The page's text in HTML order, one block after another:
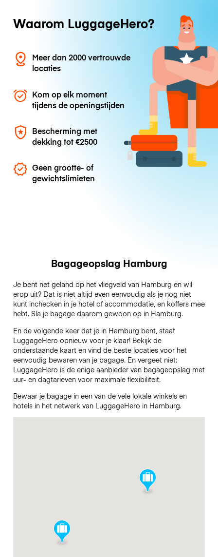
Waarom LuggageHero?
Meer dan 2000 vertrouwde
locaties
Kom op elk moment
tijdens de openingstijden
Bescherming met
dekking tot€2500
Geen grootte- of
gewichtslimieten
Bagageopslag Hamburg
Je bent net geland op het vliegveld van Hamburg en wil
erop uit? Dat is niet altijd even eenvoudig als je nog niet
kunt inchecken in je hotel of accommodatie, en koffers mee
hebt. Sla je bagage daarom gewoon op in Hamburg.
En de volgende keer dat je in Hamburg bent, staat
LuggageHero opnieuw voor je klaar! Bekijk de
onderstaande kaart en vind de beste locaties voor het
eenvoudig bewaren van je bagage. En vergeet niet:
LuggageHero is de enige aanbieder van bagageopslag met
uur- en dagtarieven voor maximale flexibiliteit.
Bewaar je bagage in een van de vele lokale winkels en
hotels in het netwerk van LuggageHero in Hamburg.